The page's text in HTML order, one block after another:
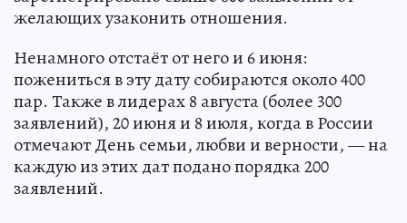
желающих узаконить отношения.
Ненамного отстаёт от него и 6 июня:
пожениться в эту дату собираются около 400
пар. Также в лидерах 8 августа (более 300
заявлений), 20 июня и 8 июля, когда в России
отмечают День семьи, любви и верности, — на
каждую из этих дат подано порядка 200
заявлений.